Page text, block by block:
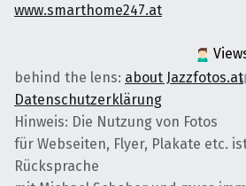
www.smarthome247.at
behind the lens: about Jazzfotos.at
Datenschutzerklärung
Hinweis: Die Nutzung von Fotos
für Webseiten, Flyer, Plakate etc.
Rücksprache